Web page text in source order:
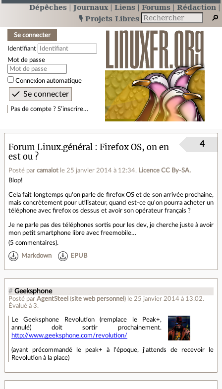
Dépêches Journaux Liens Forums
Rédaction
🎙️ Projets Libres
Se connecter
Identifiant
Mot de passe
Connexion automatique
Pas de compte ? S’inscrire…
Forum Linux.général
Firefox OS, on en
est ou ?
Posté par camalot le 25 janvier 2014 à 12:34. Licence CC By‑SA.
4
Blop!
Cela fait longtemps qu'on parle de firefox OS et de son arrivée prochaine,
mais concrètement pour utilisateur, quand est-ce qu'on pourra acheter un
téléphone avec firefox os dessus et avoir son opérateur français ?
Je ne parle pas des téléphones sortis pour les dev, je cherche juste à avoir
mon petit smartphone libre avec freemobile…
(5 commentaires).
Markdown EPUB
# Geeksphone
Posté par AgentSteel (site web personnel ) le 25 janvier 2014 à 13:02.
Évalué à 3.
Le Geeksphone Revolution (remplace le Peak+,
annulé) doit sortir prochainement.
http://www.geeksphone.com/revolution/
(ayant précommandé le peak+ à l'époque, j'attends de recevoir le
Revolution à la place)